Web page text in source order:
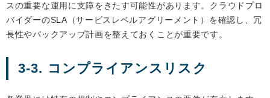
スの重要な運用に支障をきたす可能性があります。クラウドプロ
バイダーのSLA（サービスレベルアグリーメント）を確認し、冗
長性やバックアップ計画を整えておくことが重要です。
3-3. コンプライアンスリスク